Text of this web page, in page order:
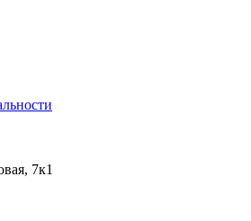
7к1